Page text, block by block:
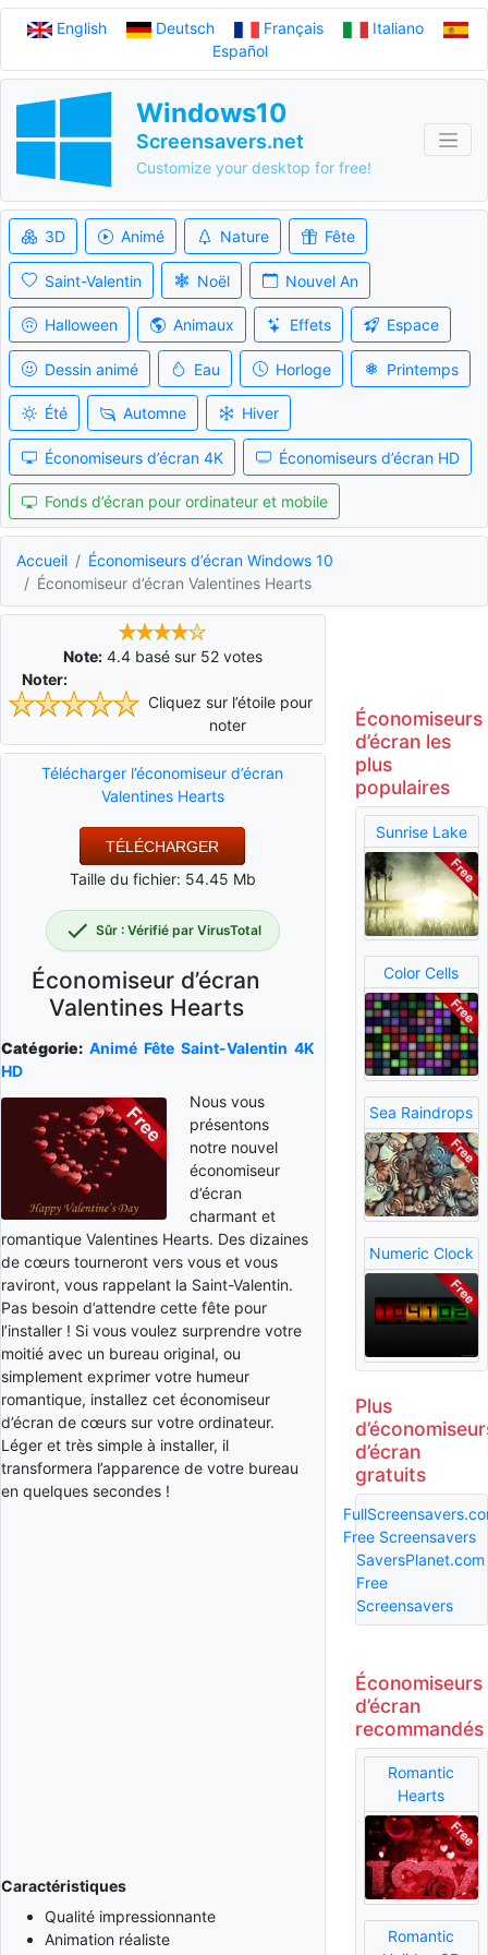
English Deutsch Français
Italiano
Español
Windows10
Screensavers.net
Customize your desktop for free!
3D Animé Nature Fête
Saint-Valentin Noël Nouvel An
Halloween Animaux Effets Espace
Dessin animé Eau Horloge Printemps
Été Automne Hiver
Économiseurs d’écran 4K Économiseurs d’écran HD
Fonds d’écran pour ordinateur et mobile
Accueil
Économiseurs d’écran Windows 10
Économiseur d’écran Valentines Hearts
Note: 4.4basé sur 52votes
Noter:
Cliquez sur l’étoile pour
noter
Télécharger l’économiseur d’écran
Valentines Hearts
TÉLÉCHARGER
Taille du fichier: 54.45 Mb
Sûr : Vérifié par VirusTotal
Économiseur d’écran
Valentines Hearts
Catégorie: Animé Fête Saint-Valentin 4K
HD
Nous vous
présentons
notre nouvel
économiseur
d’écran
charmant et
romantique Valentines Hearts. Des dizaines
de cœurs tourneront vers vous et vous
raviront, vous rappelant la Saint-Valentin.
Pas besoin d’attendre cette fête pour
l’installer ! Si vous voulez surprendre votre
moitié avec un bureau original, ou
simplement exprimer votre humeur
romantique, installez cet économiseur
d’écran de cœurs sur votre ordinateur.
Léger et très simple à installer, il
transformera l’apparence de votre bureau
en quelques secondes !
Caractéristiques
Qualité impressionnante
Animation réaliste
Économiseurs
d’écran les
plus
populaires
Sunrise Lake
Color Cells
Sea Raindrops
Numeric Clock
Plus
d’écran
gratuits
Free Screensavers
SaversPlanet.com
Free
Screensavers
Économiseurs
d’écran
recommandés
Romantic
Hearts
Romantic